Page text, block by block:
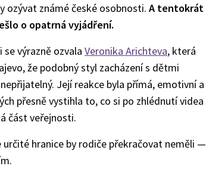
ozývat známé české osobnosti. A tentokrát
o opatrná vyjádření.
se výrazně ozvala Veronika Arichteva, která
že podobný styl zacházení s dětmi
Její reakce byla přímá, emotivní a
přesně vystihla to, co si po zhlédnutí videa
část veřejnosti.
určité hranice by rodiče překračovat neměli —